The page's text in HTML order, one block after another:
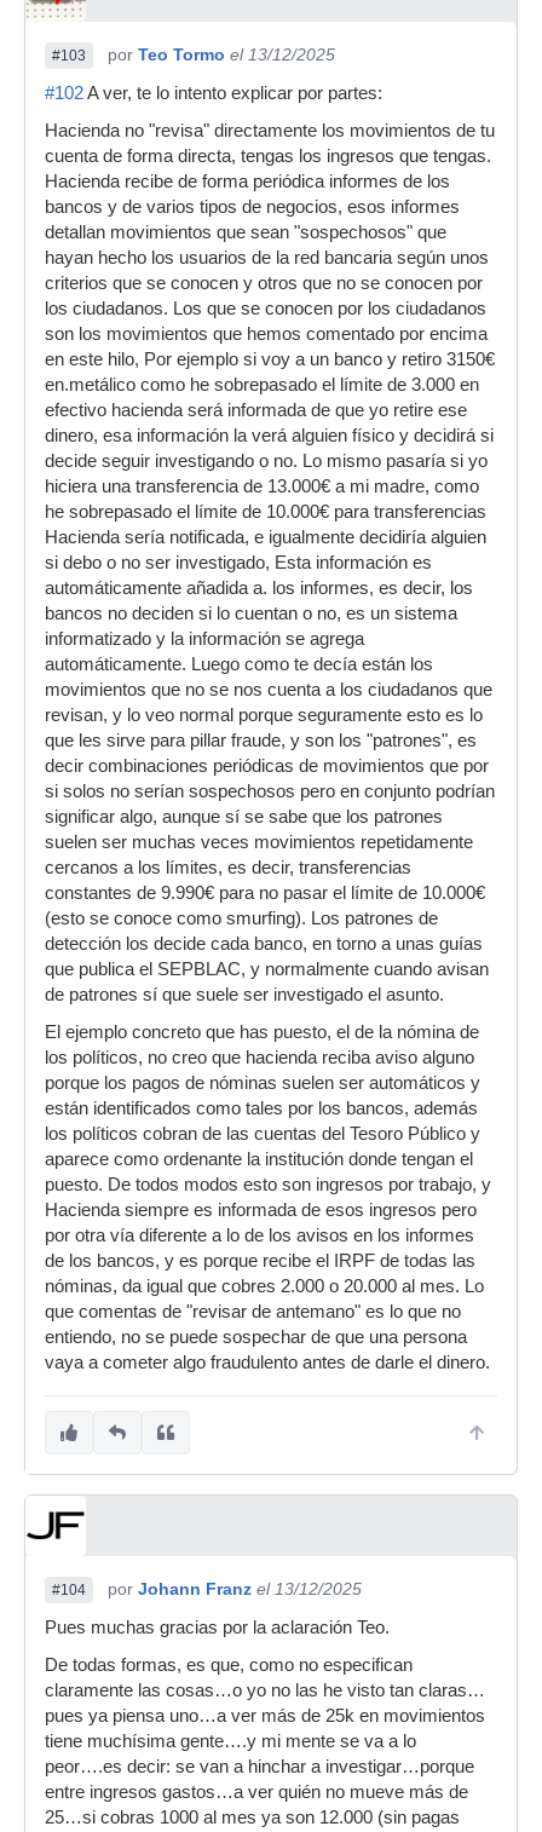
#103 por Teo Tormo el 13/12/2025
#102A ver, te lo intento explicar por partes:
Hacienda no "revisa" directamente los movimientos de tu
cuenta de forma directa, tengas los ingresos que tengas.
Hacienda recibe de forma periódica informes de los
bancos y de varios tipos de negocios, esos informes
detallan movimientos que sean "sospechosos" que
hayan hecho los usuarios de la red bancaria según unos
criterios que se conocen y otros que no se conocen por
los ciudadanos. Los que se conocen por los ciudadanos
son los movimientos que hemos comentado por encima
en este hilo, Por ejemplo si voy a un banco y retiro 3150€
en.metálico como he sobrepasado el límite de 3.000 en
efectivo hacienda será informada de que yo retire ese
dinero, esa información la verá alguien físico y decidirá si
decide seguir investigando o no. Lo mismo pasaría si yo
hiciera una transferencia de 13.000€ a mi madre, como
he sobrepasado el límite de 10.000€ para transferencias
Hacienda sería notificada, e igualmente decidiría alguien
si debo o no ser investigado, Esta información es
automáticamente añadida a. los informes, es decir, los
bancos no deciden si lo cuentan o no, es un sistema
informatizado y la información se agrega
automáticamente. Luego como te decía están los
movimientos que no se nos cuenta a los ciudadanos que
revisan, y lo veo normal porque seguramente esto es lo
que les sirve para pillar fraude, y son los "patrones", es
decir combinaciones periódicas de movimientos que por
si solos no serían sospechosos pero en conjunto podrían
significar algo, aunque sí se sabe que los patrones
suelen ser muchas veces movimientos repetidamente
cercanos a los límites, es decir, transferencias
constantes de 9.990€ para no pasar el límite de 10.000€
(esto se conoce como smurfing). Los patrones de
detección los decide cada banco, en torno a unas guías
que publica el SEPBLAC, y normalmente cuando avisan
de patrones sí que suele ser investigado el asunto.
El ejemplo concreto que has puesto, el de la nómina de
los políticos, no creo que hacienda reciba aviso alguno
porque los pagos de nóminas suelen ser automáticos y
están identificados como tales por los bancos, además
los políticos cobran de las cuentas del Tesoro Público y
aparece como ordenante la institución donde tengan el
puesto. De todos modos esto son ingresos por trabajo, y
Hacienda siempre es informada de esos ingresos pero
por otra vía diferente a lo de los avisos en los informes
de los bancos, y es porque recibe el IRPF de todas las
nóminas, da igual que cobres 2.000 o 20.000 al mes. Lo
que comentas de "revisar de antemano" es lo que no
entiendo, no se puede sospechar de que una persona
vaya a cometer algo fraudulento antes de darle el dinero.
#104 por Johann Franz el 13/12/2025
Pues muchas gracias por la aclaración Teo.
De todas formas, es que, como no especifican
claramente las cosas…o yo no las he visto tan claras…
pues ya piensa uno…a ver más de 25k en movimientos
tiene muchísima gente….y mi mente se va a lo
peor….es decir: se van a hinchar a investigar…porque
entre ingresos gastos…a ver quién no mueve más de
25…si cobras 1000 al mes ya son 12.000 (sin pagas